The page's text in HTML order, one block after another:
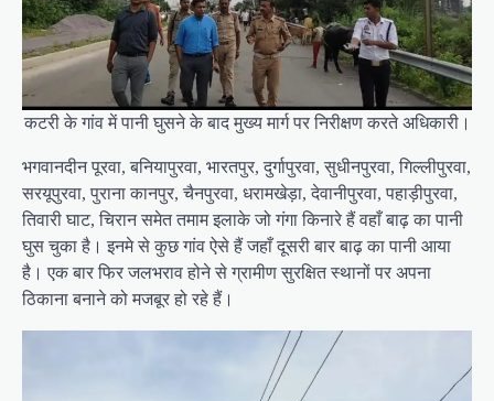
कटरी के गांव में पानी घुसने के बाद मुख्य मार्ग पर निरीक्षण करते अधिकारी।
भगवानदीन पूरवा, बनियापुरवा, भारतपुर, दुर्गापुरवा, सुधीनपुरवा, गिल्लीपुरवा,
सरयूपुरवा, पुराना कानपुर, चैनपुरवा, धरामखेड़ा, देवानीपुरवा, पहाड़ीपुरवा,
तिवारी घाट, चिरान समेत तमाम इलाके जो गंगा किनारे हैं वहाँ बाढ़ का पानी
घुस चुका है। इनमे से कुछ गांव ऐसे हैं जहाँ दूसरी बार बाढ़ का पानी आया
है। एक बार फिर जलभराव होने से ग्रामीण सुरक्षित स्थानों पर अपना
ठिकाना बनाने को मजबूर हो रहे हैं।